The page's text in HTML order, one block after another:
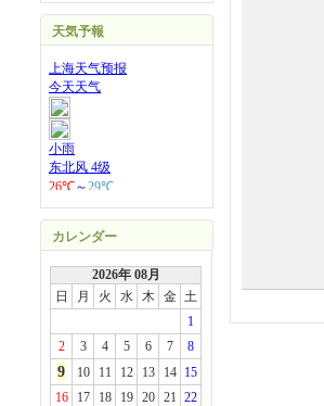
天気予報
カレンダー
2026年 08月
日
月 火 水 木 金 土
1
2
3 4 5 6 7 8
9 10 11 12 13 14
15
16
17 18 19 20 21 22